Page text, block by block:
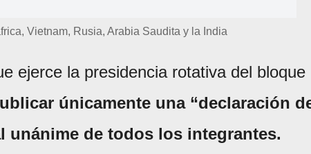
Vietnam, Rusia, Arabia Saudita y la India
ejerce la presidencia rotativa del bloque
únicamente una “declaración
unánime de todos los integrantes.